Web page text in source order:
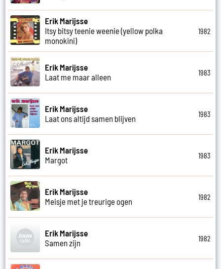
Erik Marijsse
Itsy bitsy teenie weenie (yellow polka
monokini)
1982
Erik Marijsse
Laat me maar alleen
1983
Erik Marijsse
Laat ons altijd samen blijven
1983
Erik Marijsse
Margot
1983
Erik Marijsse
Meisje met je treurige ogen
1982
Erik Marijsse
Samen zijn
1982